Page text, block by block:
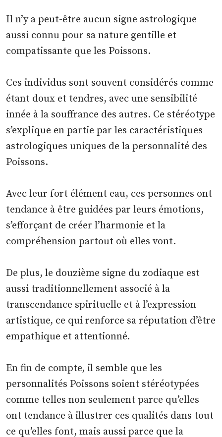
Il n’y a peut-être aucun signe astrologique
aussi connu pour sa nature gentille et
compatissante que les Poissons.
Ces individus sont souvent considérés comme
étant doux et tendres, avec une sensibilité
innée à la souffrance des autres. Ce stéréotype
s’explique en partie par les caractéristiques
astrologiques uniques de la personnalité des
Poissons.
Avec leur fort élément eau, ces personnes ont
tendance à être guidées par leurs émotions,
s’efforçant de créer l’harmonie et la
compréhension partout où elles vont.
De plus, le douzième signe du zodiaque est
aussi traditionnellement associé à la
transcendance spirituelle et à l’expression
artistique, ce qui renforce sa réputation d’être
empathique et attentionné.
En fin de compte, il semble que les
personnalités Poissons soient stéréotypées
comme telles non seulement parce qu’elles
ont tendance à illustrer ces qualités dans tout
ce qu’elles font, mais aussi parce que la